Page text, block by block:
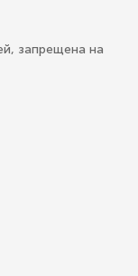
запрещена на